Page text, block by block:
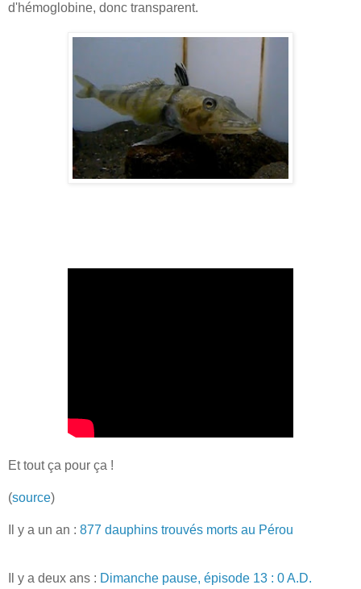
d'hémoglobine, donc transparent.
Et tout ça pour ça !
(source)
Il y a un an : 877 dauphins trouvés morts au Pérou
Il y a deux ans : Dimanche pause, épisode 13 : 0 A.D.